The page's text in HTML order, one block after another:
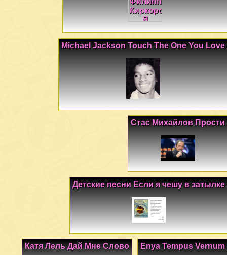
Michael Jackson Touch The One You Love
Стас Михайлов Прости
Детские песни Если я чешу в затылке
Enya Tempus Vernum
Катя Лель Дай Мне Слово